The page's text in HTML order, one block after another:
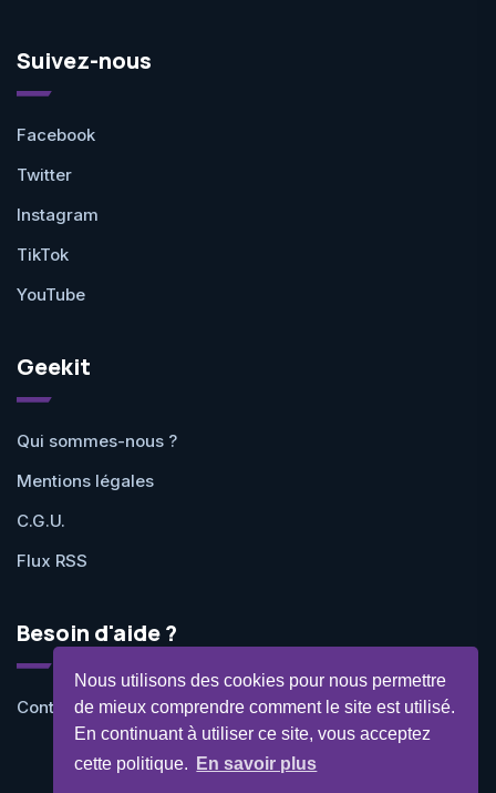
Nous utilisons des cookies pour nous permettre
de mieux comprendre comment le site est utilisé.
En continuant à utiliser ce site, vous acceptez
cette politique.
En savoir plus
Suivez-nous
Facebook
Twitter
Instagram
TikTok
YouTube
Geekit
Qui sommes-nous ?
Mentions légales
C.G.U.
Flux RSS
Besoin d'aide ?
Contactez-nous